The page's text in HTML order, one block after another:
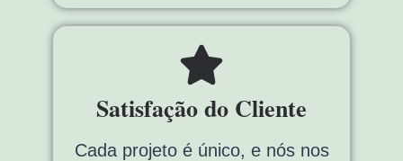
Satisfação do Cliente
Cada projeto é único, e nós nos